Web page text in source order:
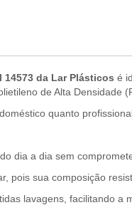
da Lar Plásticos é
de Alta Densidade
quanto
dia a dia sem
pois sua composição
lavagens, facilitando a